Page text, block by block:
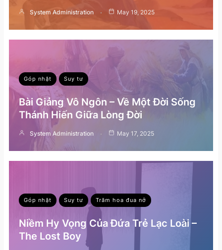
System Administration May 19, 2025
Góp nhặt Suy tư
Bài Giảng Vô Ngôn – Về Một Đời Sống
Thánh Hiến Giữa Lòng Đời
System Administration May 17, 2025
Góp nhặt Suy tư Trăm hoa đua nở
Niềm Hy Vọng Của Đứa Trẻ Lạc Loài –
The Lost Boy